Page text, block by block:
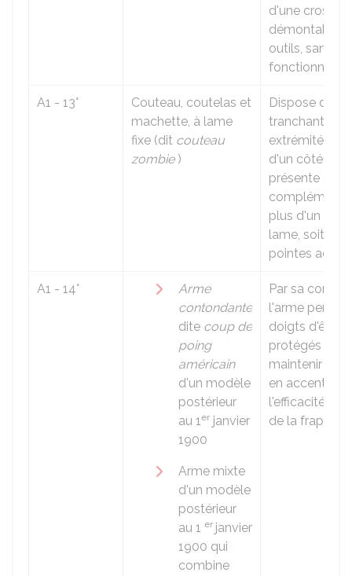
d'une crosse
démontable
outils, sans
fonctionnalité.
A1 - 13°
Couteau, coutelas et
machette, à lame
fixe (dit couteau
zombie)
Dispose d'un
tranchant,
extrémité
d'un côté
présente en
complément
plus d'un trou
lame, soit
pointes
A1 - 14°
Arme
contondante
dite coup de
poing
américain
d'un modèle
postérieur
au 1er janvier
1900
Arme mixte
d'un modèle
postérieur
au 1 er janvier
1900 qui
combine
Par sa
l'arme permet
doigts d'être
protégés et
maintenir
en accentuant
l'efficacité
de la frappe.